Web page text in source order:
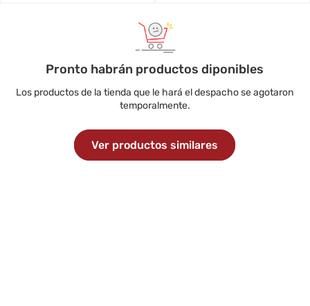
Pronto habrán productos diponibles
Los productos de la tienda que le hará el despacho se agotaron
temporalmente.
Ver productos similares